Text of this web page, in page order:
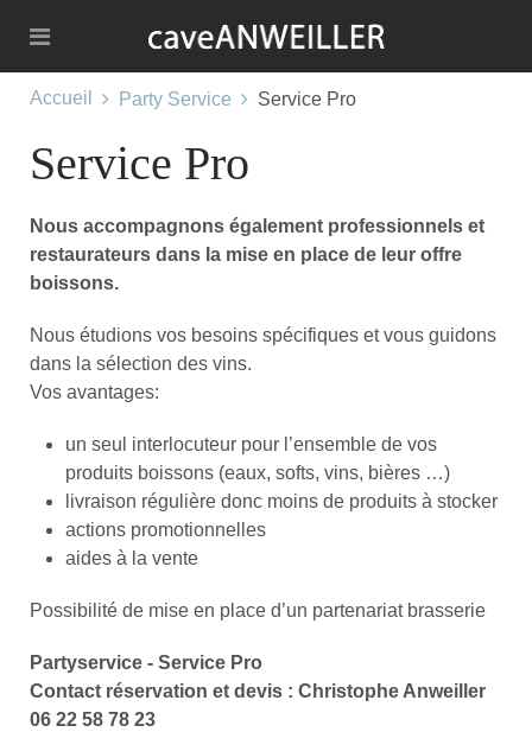
Accueil Party Service Service Pro
Service Pro
Nous accompagnons également professionnels et
restaurateurs dans la mise en place de leur offre
boissons.
Nous étudions vos besoins spécifiques et vous guidons
dans la sélection des vins.
Vos avantages:
un seul interlocuteur pour l’ensemble de vos
produits boissons (eaux, softs, vins, bières …)
livraison régulière donc moins de produits à stocker
actions promotionnelles
aides à la vente
Possibilité de mise en place d’un partenariat brasserie
Partyservice - Service Pro
Contact réservation et devis : Christophe Anweiller
06 22 58 78 23